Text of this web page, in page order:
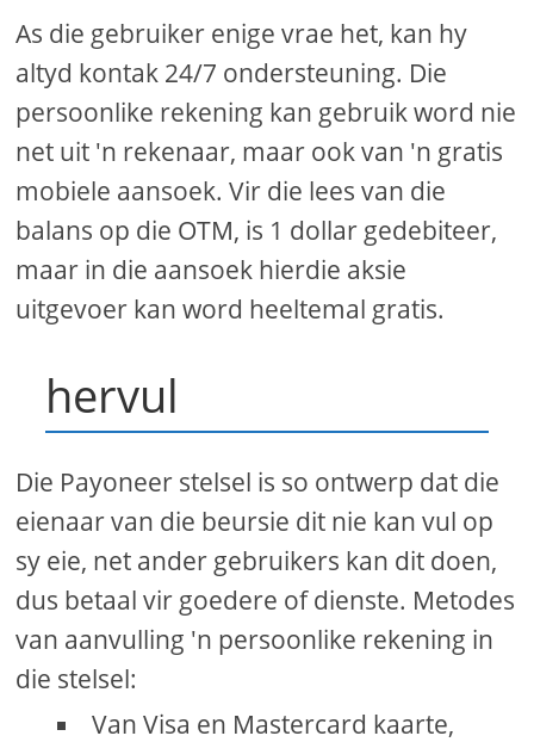
As die gebruiker enige vrae het, kan hy
altyd kontak 24/7 ondersteuning. Die
persoonlike rekening kan gebruik word nie
net uit 'n rekenaar, maar ook van 'n gratis
mobiele aansoek. Vir die lees van die
balans op die OTM, is 1 dollar gedebiteer,
maar in die aansoek hierdie aksie
uitgevoer kan word heeltemal gratis.
hervul
Die Payoneer stelsel is so ontwerp dat die
eienaar van die beursie dit nie kan vul op
sy eie, net ander gebruikers kan dit doen,
dus betaal vir goedere of dienste. Metodes
van aanvulling 'n persoonlike rekening in
die stelsel:
Van Visa en Mastercard kaarte,